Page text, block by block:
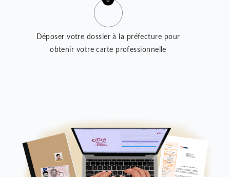
Voici les étapes à suivre pour
Inscription à l'examen taxi VTC
2